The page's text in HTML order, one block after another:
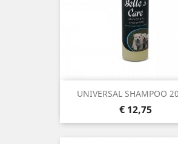
UNIVERSAL SHAMPOO
Prijs
€ 12,75